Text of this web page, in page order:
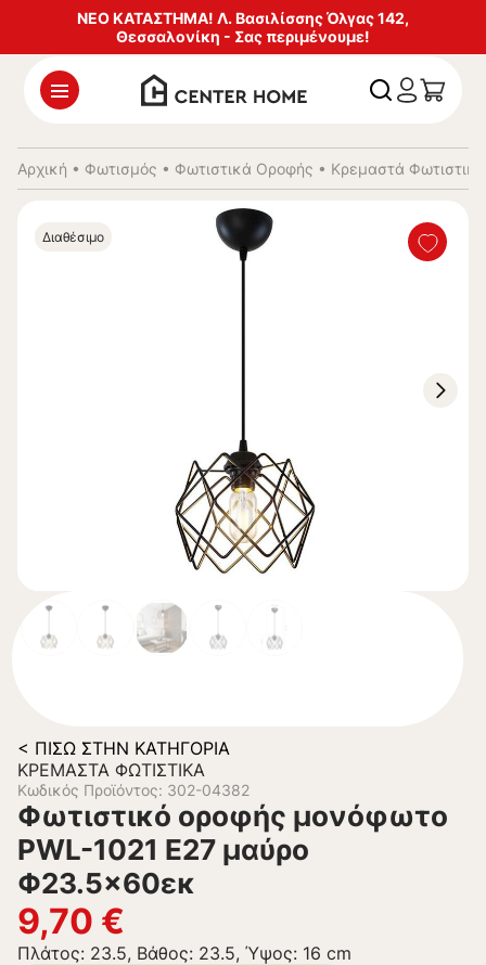
ΝΕΟ ΚΑΤΑΣΤΗΜΑ! Λ. Βασιλίσσης Όλγας 142,
Θεσσαλονίκη - Σας περιμένουμε!
Αρχική • Φωτισμός • Φωτιστικά Οροφής • Κρεμαστά Φωτιστικά
Διαθέσιμο
< ΠΊΣΩ ΣΤΗΝ ΚΑΤΗΓΟΡΊΑ
ΚΡΕΜΑΣΤΆ ΦΩΤΙΣΤΙΚΆ
Κωδικός Προϊόντος: 302-04382
Φωτιστικό οροφής μονόφωτο
PWL-1021 Ε27 μαύρο
Φ23.5×60εκ
9,70 €
Πλάτος: 23.5, Βάθος: 23.5, Ύψος: 16 cm